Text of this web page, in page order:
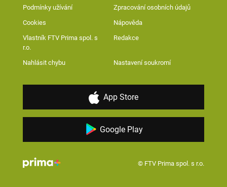
Podmínky užívání Zpracování osobních údajů
Cookies Nápověda
Vlastník FTV Prima spol. s
r.o.
Redakce
Nahlásit chybu Nastavení soukromí
App Store
Google Play
© FTV Prima spol. s r.o.